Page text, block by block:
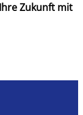
Zukunft mit